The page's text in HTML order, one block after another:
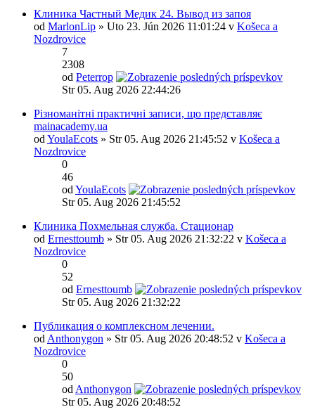
Клиника Частный Медик 24. Вывод из запоя
od MarlonLip » Uto 23. Jún 2026 11:01:24 v Košeca a
Nozdrovice
7
2308
od Peterrop
Str 05. Aug 2026 22:44:26
Різноманітні практичні записи, що представляє
mainacademy.ua
od YoulaEcots » Str 05. Aug 2026 21:45:52 v Košeca a
Nozdrovice
0
46
od YoulaEcots
Str 05. Aug 2026 21:45:52
Клиника Похмельная служба. Стационар
od Ernesttoumb » Str 05. Aug 2026 21:32:22 v Košeca a
Nozdrovice
0
52
od Ernesttoumb
Str 05. Aug 2026 21:32:22
Публикация о комплексном лечении.
od Anthonygon » Str 05. Aug 2026 20:48:52 v Košeca a
Nozdrovice
0
50
od Anthonygon
Str 05. Aug 2026 20:48:52